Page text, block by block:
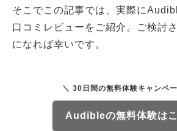
そこでこの記事では、実際に
口コミレビューをご紹介。ご検討
になれば幸いです。
＼ 30日間の無料体験キャンペ
Audibleの無料体験は